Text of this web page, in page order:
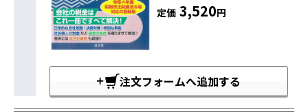
定価3,520円
注文フォームへ追加する